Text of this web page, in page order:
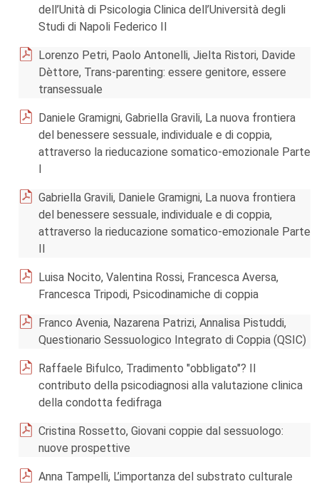
dell’Unità di Psicologia Clinica dell’Università degli
Studi di Napoli Federico II
Lorenzo Petri, Paolo Antonelli, Jielta Ristori, Davide
Dèttore, Trans-parenting: essere genitore, essere
transessuale
Daniele Gramigni, Gabriella Gravili, La nuova frontiera
del benessere sessuale, individuale e di coppia,
attraverso la rieducazione somatico-emozionale Parte
I
Gabriella Gravili, Daniele Gramigni, La nuova frontiera
del benessere sessuale, individuale e di coppia,
attraverso la rieducazione somatico-emozionale Parte
II
Luisa Nocito, Valentina Rossi, Francesca Aversa,
Francesca Tripodi, Psicodinamiche di coppia
Franco Avenia, Nazarena Patrizi, Annalisa Pistuddi,
Questionario Sessuologico Integrato di Coppia (QSIC)
Raffaele Bifulco, Tradimento "obbligato"? Il
contributo della psicodiagnosi alla valutazione clinica
della condotta fedifraga
Cristina Rossetto, Giovani coppie dal sessuologo:
nuove prospettive
Anna Tampelli, L’importanza del substrato culturale